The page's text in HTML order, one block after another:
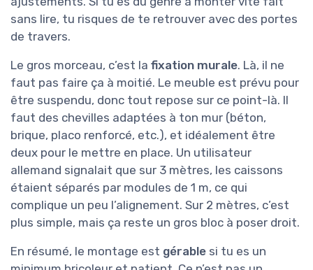
sans lire, tu risques de te retrouver avec des portes
de travers.
Le gros morceau, c’est la fixation murale. Là, il ne
faut pas faire ça à moitié. Le meuble est prévu pour
être suspendu, donc tout repose sur ce point-là. Il
faut des chevilles adaptées à ton mur (béton,
brique, placo renforcé, etc.), et idéalement être
deux pour le mettre en place. Un utilisateur
allemand signalait que sur 3 mètres, les caissons
étaient séparés par modules de 1 m, ce qui
complique un peu l’alignement. Sur 2 mètres, c’est
plus simple, mais ça reste un gros bloc à poser droit.
En résumé, le montage est gérable si tu es un